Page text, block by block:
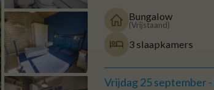
Bungalow
(Vrijstaand)
3 slaapkamers
Vrijdag 25 september-